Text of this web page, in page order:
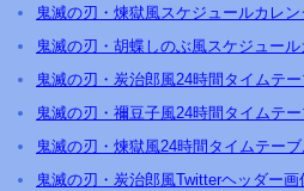
鬼滅の刃・煉獄風スケジュールカレ
鬼滅の刃・胡蝶しのぶ風スケジュー
鬼滅の刃・炭治郎風24時間タイムテ
鬼滅の刃・禰豆子風24時間タイムテ
鬼滅の刃・煉獄風24時間タイムテー
鬼滅の刃・炭治郎風Twitterヘッダー画